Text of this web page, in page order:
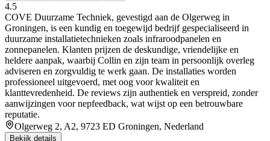
4.5
COVE Duurzame Techniek, gevestigd aan de Olgerweg in
Groningen, is een kundig en toegewijd bedrijf gespecialiseerd in
duurzame installatietechnieken zoals infraroodpanelen en
zonnepanelen. Klanten prijzen de deskundige, vriendelijke en
heldere aanpak, waarbij Collin en zijn team in persoonlijk overleg
adviseren en zorgvuldig te werk gaan. De installaties worden
professioneel uitgevoerd, met oog voor kwaliteit en
klanttevredenheid. De reviews zijn authentiek en verspreid, zonder
aanwijzingen voor nepfeedback, wat wijst op een betrouwbare
reputatie.
Olgerweg 2, A2, 9723 ED Groningen, Nederland
Bekijk details